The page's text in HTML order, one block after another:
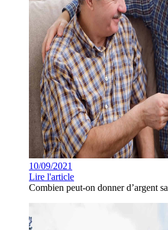
10/09/2021
Lire l'article
Combien peut-on donner d’argent